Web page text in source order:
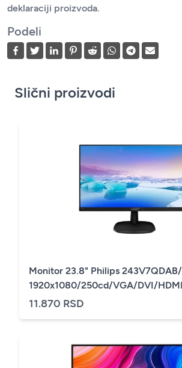
deklaraciji proizvoda.
Podeli
Slični proizvodi
Monitor 23.8" Philips
1920x1080/250cd/VGA/DVI/
11.870 RSD